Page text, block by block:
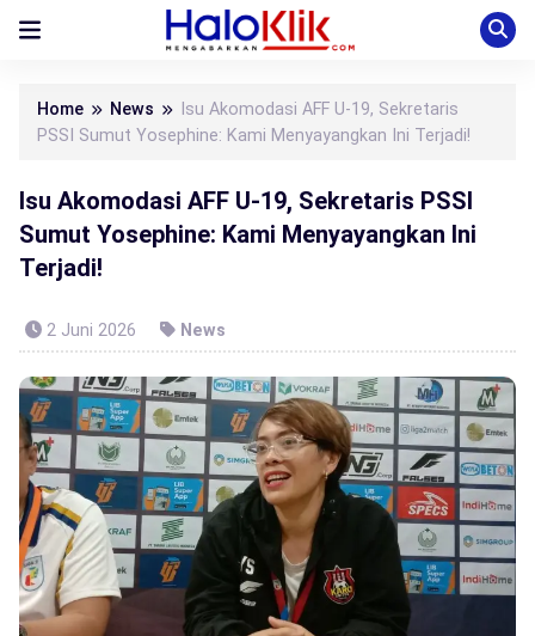
Home News
Isu Akomodasi AFF U-19, Sekretaris
PSSI Sumut Yosephine: Kami Menyayangkan Ini Terjadi!
Isu Akomodasi AFF U-19, Sekretaris PSSI
Sumut Yosephine: Kami Menyayangkan Ini
Terjadi!
2 Juni 2026 News